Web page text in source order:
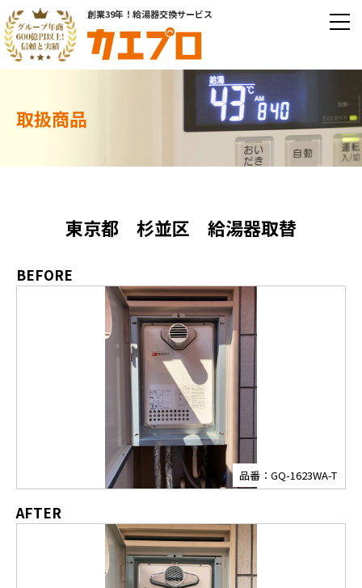
創業39年！給湯器交換サービス
取扱商品
東京都 杉並区 給湯器取替
BEFORE
品番：GQ-1623WA-T
AFTER